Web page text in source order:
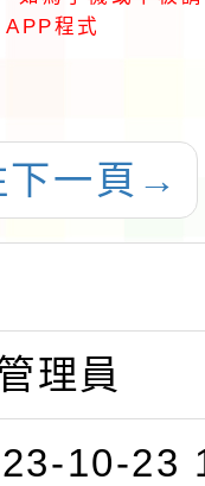
APP程式
下一頁 →
理員
10-23